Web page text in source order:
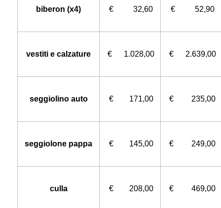
biberon (x4) € 32,60 € 52,90
vestiti e calzature € 1.028,00 € 2.639,00
seggiolino auto € 171,00 € 235,00
seggiolone pappa € 145,00 € 249,00
culla € 208,00 € 469,00